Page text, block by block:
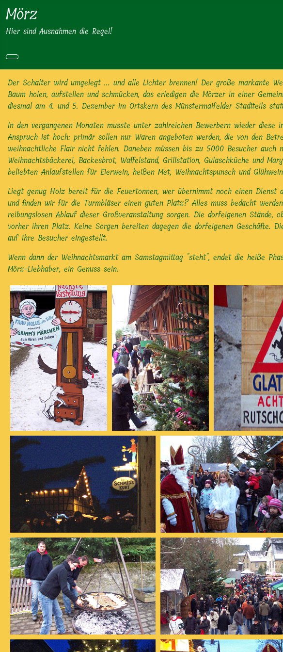
Mörz
Hier sind Ausnahmen die Regel!
Der Schalter wird umgelegt ... und alle Lichter brennen! Der große markante
Baum holen, aufstellen und schmücken, das erledigen die Mörzer in einer
diesmal am 4. und 5. Dezember im Ortskern des Münstermaifelder Stadtteils
In den vergangenen Monaten musste unter zahlreichen Bewerbern wieder
Anspruch ist hoch: primär sollen nur Waren angeboten werden, die von den
weihnachtliche Flair nicht fehlen. Daneben müssen bis zu 5000 Besucher
Weihnachtsbäckerei, Backesbrot, Waffelstand, Grillstation, Gulaschküche und
beliebten Anlaufstellen für Eierwein, heißen Met, Weihnachtspunsch und
Liegt genug Holz bereit für die Feuertonnen, wer übernimmt noch einen
und finden wir für die Turmbläser einen guten Platz? Alles muss bedacht
reibungslosen Ablauf dieser Großveranstaltung sorgen. Die dorfeigenen
vorher ihren Platz. Keine Sorgen bereiten dagegen die dorfeigenen Geschäfte.
auf ihre Besucher eingestellt.
Wenn dann der Weihnachtsmarkt am Samstagmittag "steht", endet die heiße
Mörz-Liebhaber, ein Genuss sein.